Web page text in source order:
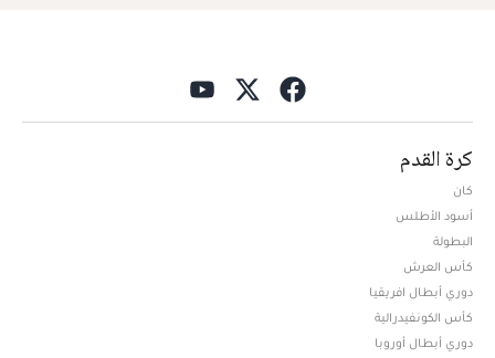
كرة القدم
كان
أسود الأطلس
البطولة
كأس العرش
دوري أبطال افريقيا
كأس الكونفيدرالية
دوري أبطال أوروبا